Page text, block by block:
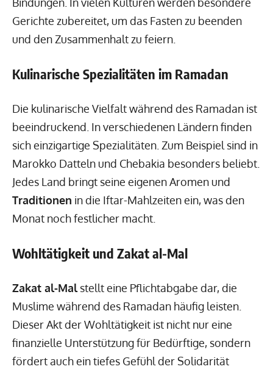
Gerichte zubereitet, um das Fasten zu beenden
und den Zusammenhalt zu feiern.
Kulinarische Spezialitäten im Ramadan
Die kulinarische Vielfalt während des Ramadan ist
beeindruckend. In verschiedenen Ländern finden
sich einzigartige Spezialitäten. Zum Beispiel sind in
Marokko Datteln und Chebakia besonders beliebt.
Jedes Land bringt seine eigenen Aromen und
Traditionen in die Iftar-Mahlzeiten ein, was den
Monat noch festlicher macht.
Wohltätigkeit und Zakat al-Mal
Zakat al-Malstellt eine Pflichtabgabe dar, die
Muslime während des Ramadan häufig leisten.
Dieser Akt der Wohltätigkeit ist nicht nur eine
finanzielle Unterstützung für Bedürftige, sondern
fördert auch ein tiefes Gefühl der Solidarität